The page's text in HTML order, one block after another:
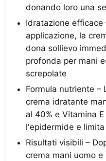
donando loro una
Idratazione efficace
applicazione, la
dona sollievo
profonda per mani
screpolate
Formula nutriente –
crema idratante
al 40% e Vitamina
l'epidermide e
Risultati visibili –
crema mani uomo